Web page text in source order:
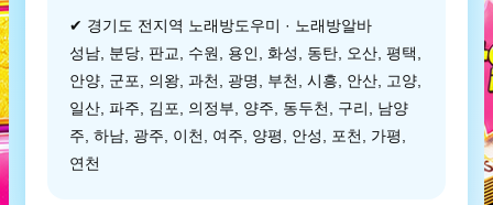
✔ 경기도 전지역 노래방도우미 · 노래방알바
성남, 분당, 판교, 수원, 용인, 화성, 동탄, 오산, 평택,
안양, 군포, 의왕, 과천, 광명, 부천, 시흥, 안산, 고양,
일산, 파주, 김포, 의정부, 양주, 동두천, 구리, 남양
주, 하남, 광주, 이천, 여주, 양평, 안성, 포천, 가평,
연천